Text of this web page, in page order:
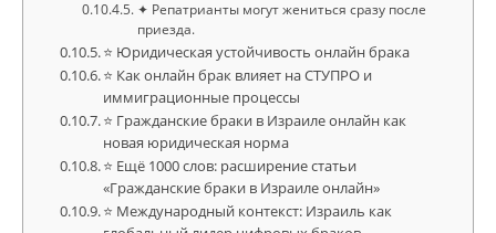
✦ Репатрианты могут жениться сразу после
приезда.
⭐ Юридическая устойчивость онлайн брака
⭐ Как онлайн брак влияет на СТУПРО и
иммиграционные процессы
⭐ Гражданские браки в Израиле онлайн как
новая юридическая норма
⭐ Ещё 1000 слов: расширение статьи
«Гражданские браки в Израиле онлайн»
⭐ Международный контекст: Израиль как